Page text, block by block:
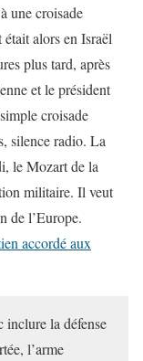
une croisade
alors en Israël
plus tard, après
et le président
croisade
silence radio. La
le Mozart de la
militaire. Il veut
de l’Europe.
accordé aux
inclure la défense
l’arme